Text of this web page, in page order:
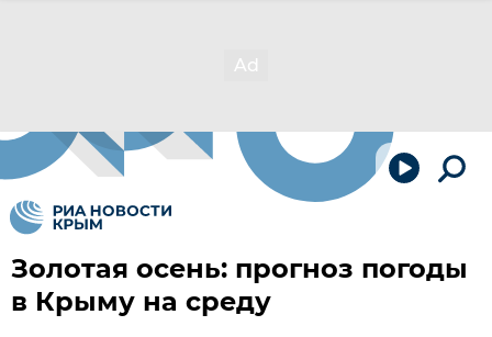
Золотая осень: прогноз погоды
в Крыму на среду